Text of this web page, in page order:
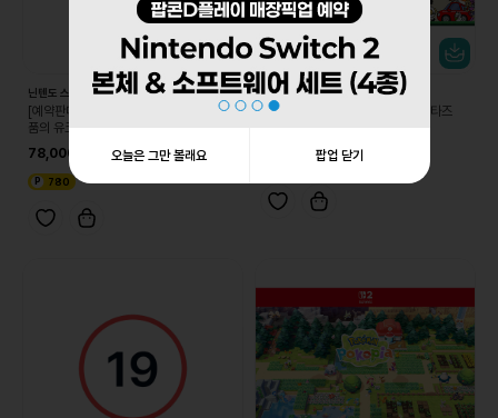
오늘은 그만 볼래요 팝업 닫기
닌텐도 스위치
[예약판매 8/19 순차발송][스위치] 물거
품의 유크로니아
78,000
780
닌텐도 스위치
[DL][스위치] 리듬 천국 미라클 스타즈